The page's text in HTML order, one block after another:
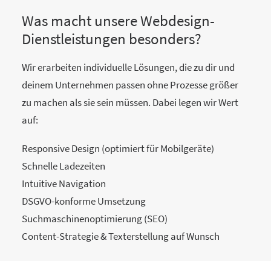
Was macht unsere Webdesign-
Dienstleistungen besonders?
Wir erarbeiten individuelle Lösungen, die zu dir und
deinem Unternehmen passen ohne Prozesse größer
zu machen als sie sein müssen. Dabei legen wir Wert
auf:
Responsive Design (optimiert für Mobilgeräte)
Schnelle Ladezeiten
Intuitive Navigation
DSGVO-konforme Umsetzung
Suchmaschinenoptimierung (SEO)
Content-Strategie & Texterstellung auf Wunsch